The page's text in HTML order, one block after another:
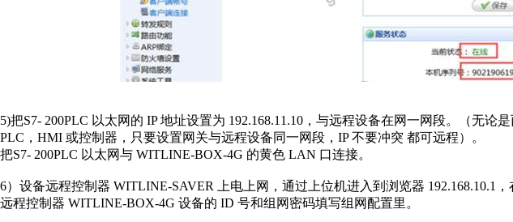
5)把S7- 200PLC 以太网的 IP 地址设置为 192.168.11.10，与远程设备在网一网段。（无论
PLC，HMI 或控制器，只要设置网关与远程设备同一网段，IP 不要冲突 都可远程）。
把S7- 200PLC 以太网与 WITLINE-BOX-4G 的黄色 LAN 口连接。
6）设备远程控制器 WITLINE-SAVER 上电上网，通过上位机进入到浏览器 192.168.10.1
远程控制器 WITLINE-BOX-4G 设备的 ID 号和组网密码填写组网配置里。